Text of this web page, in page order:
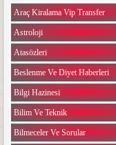
Araç Kiralama Vip Transfer
Astroloji
Atasözleri
Beslenme Ve Diyet Haberleri
Bilgi Hazinesi
Bilim Ve Teknik
Bilmeceler Ve Sorular